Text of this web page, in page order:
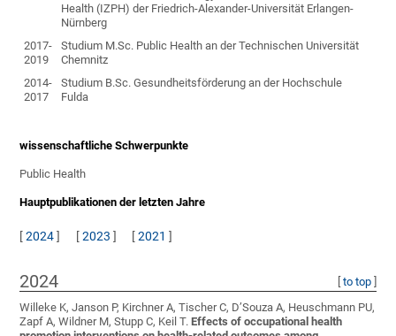
Health (IZPH) der Friedrich-Alexander-Universität Erlangen-
Nürnberg
2017-
2019
Studium M.Sc. Public Health an der Technischen Universität
Chemnitz
2014-
2017
Studium B.Sc. Gesundheitsförderung an der Hochschule
Fulda
wissenschaftliche Schwerpunkte
Public Health
Hauptpublikationen der letzten Jahre
[2024] [2023 ] [2021 ]
2024 to top]
Willeke K, Janson P, Kirchner A, Tischer C, D’Souza A, Heuschmann PU,
Zapf A, Wildner M, Stupp C, Keil T.Effects of occupational health